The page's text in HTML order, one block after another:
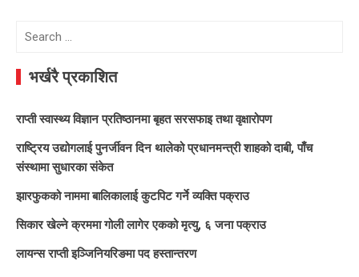
Search
भर्खरै प्रकाशित
राप्ती स्वास्थ्य विज्ञान प्रतिष्ठानमा बृहत सरसफाइ तथा वृक्षारोपण
राष्ट्रिय उद्योगलाई पुनर्जीवन दिन थालेको प्रधानमन्त्री शाहको दाबी, पाँच
संस्थामा सुधारका संकेत
झारफुकको नाममा बालिकालाई कुटपिट गर्ने व्यक्ति पक्राउ
सिकार खेल्ने क्रममा गोली लागेर एकको मृत्यु, ६ जना पक्राउ
लायन्स राप्ती इञ्जिनियरिङमा पद हस्तान्तरण